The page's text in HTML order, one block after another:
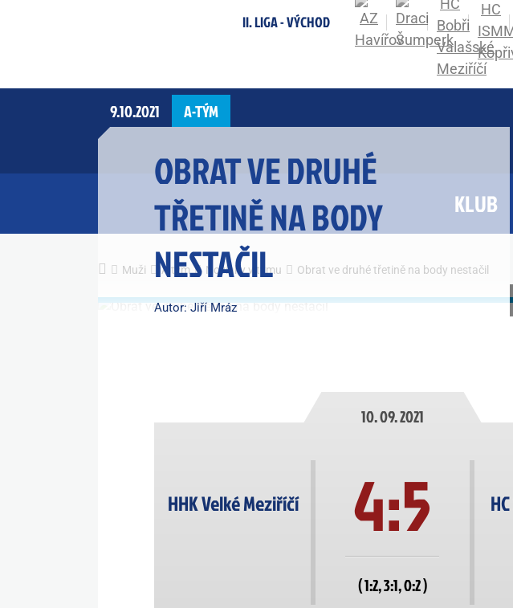
II. LIGA - VÝCHOD
KLUB
Muži A tým Novinky v týmu Obrat ve druhé třetině na body nestačil
9.10.2021 A-TÝM
OBRAT VE DRUHÉ
TŘETINĚ NA BODY
NESTAČIL
Autor: Jiří Mráz
10. 09. 2021
HHK Velké Meziříčí 4:5
( 1:2, 3:1, 0:2 )